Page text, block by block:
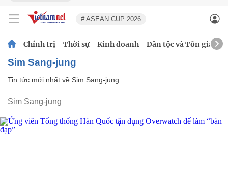
# ASEAN CUP 2026
Chính trị Thời sự Kinh doanh Dân tộc và Tôn giáo
Sim Sang-jung
Tin tức mới nhất về Sim Sang-jung
Sim Sang-jung